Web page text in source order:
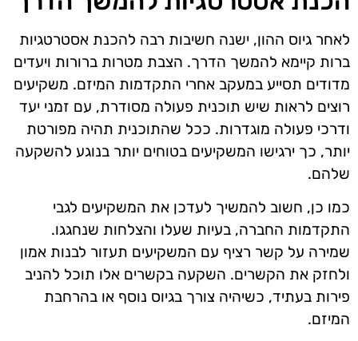
לאחר גיוס ההון, ישנה חשיבות רבה להכנת אסטרטגיות
ברות קיימא להמשך הדרך. הצבת מטרות ברורות ויעדים
מדודים תסייע במעקב אחרי התקדמות המיזם. משקיעים
רוצים לראות שיש תוכנית פעולה מסודרת, עם זמני יעד
ודרכי פעולה מוגדרות. ככל שהתוכנית תהיה מפורטת
יותר, כך ירגישו המשקיעים בטוחים יותר בנוגע להשקעה
שלהם.
כמו כן, חשוב להמשיך לעדכן את המשקיעים לגבי
התקדמות החברה, בעיות שעלו והצלחות שנחגגו.
שמירה על קשר רציף עם המשקיעים תעזור לבנות אמון
ולחזק את הקשרים. השקעה בקשרים אלו תוכל להניב
פירות בעתיד, כשיהיה צורך בגיוס נוסף או בהרחבת
המיזם.